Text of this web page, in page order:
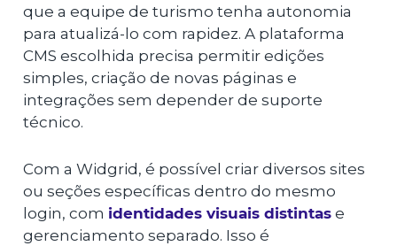
que a equipe de turismo tenha autonomia
para atualizá-lo com rapidez. A plataforma
CMS escolhida precisa permitir edições
simples, criação de novas páginas e
integrações sem depender de suporte
técnico.
Com a Widgrid, é possível criar diversos sites
ou seções específicas dentro do mesmo
login, com identidades visuais distintas e
gerenciamento separado. Isso é